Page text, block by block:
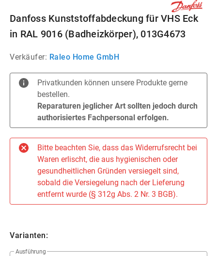
Danfoss Kunststoffabdeckung für VHS Eck
in RAL 9016 (Badheizkörper), 013G4673
Verkäufer: Raleo Home GmbH
Privatkunden können unsere Produkte gerne
bestellen.
Reparaturen jeglicher Art sollten jedoch durch
authorisiertes Fachpersonal erfolgen.
Bitte beachten Sie, dass das Widerrufsrecht bei
Waren erlischt, die aus hygienischen oder
gesundheitlichen Gründen versiegelt sind,
sobald die Versiegelung nach der Lieferung
entfernt wurde (§ 312g Abs. 2 Nr. 3 BGB).
Varianten:
Ausführung